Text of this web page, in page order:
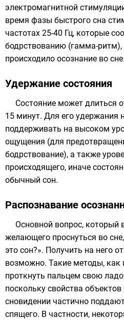
электромагнитной
время фазы быстрого сна
частотах 25-40 Гц, которые
бодрствованию (гамма-ритм),
происходило осознание во сне.
Удержание состояния
Состояние может длиться
15 минут. Для его удержания
поддерживать на высоком
ощущения (для
бодрствование), а также
происходящего, иначе
обычный сон.
Распознавание
Основной вопрос, который
желающего проснуться во
это сон?». Получить на него
возможно. Такие методы, как
проткнуть пальцем свою
поскольку свойства
сновидении частично
спящего. В частности,